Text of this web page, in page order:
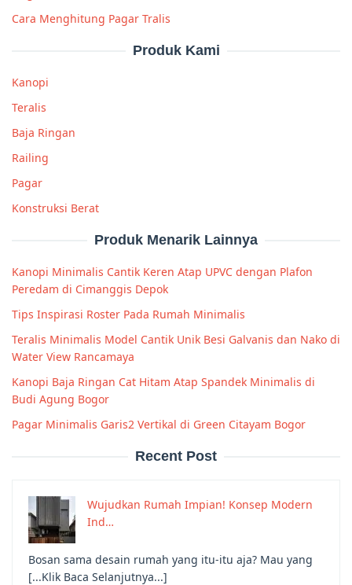
Cara Menghitung Pagar Tralis
Produk Kami
Kanopi
Teralis
Baja Ringan
Railing
Pagar
Konstruksi Berat
Produk Menarik Lainnya
Kanopi Minimalis Cantik Keren Atap UPVC dengan Plafon
Peredam di Cimanggis Depok
Tips Inspirasi Roster Pada Rumah Minimalis
Teralis Minimalis Model Cantik Unik Besi Galvanis dan Nako di
Water View Rancamaya
Kanopi Baja Ringan Cat Hitam Atap Spandek Minimalis di
Budi Agung Bogor
Pagar Minimalis Garis2 Vertikal di Green Citayam Bogor
Recent Post
Wujudkan Rumah Impian! Konsep Modern
Ind…
Bosan sama desain rumah yang itu-itu aja? Mau yang
[...Klik Baca Selanjutnya...]